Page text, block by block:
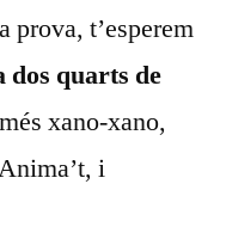
prova, t’esperem
dos quarts de
xano-xano,
i